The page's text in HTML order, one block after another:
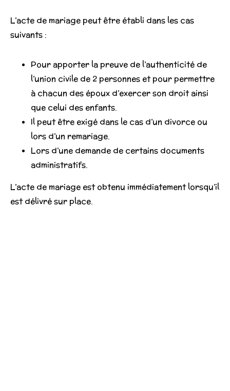
L’acte de mariage peut être établi dans les cas
suivants :
Pour apporter la preuve de l’authenticité de
l’union civile de 2 personnes et pour permettre
à chacun des époux d’exercer son droit ainsi
que celui des enfants.
Il peut être exigé dans le cas d’un divorce ou
lors d’un remariage.
Lors d’une demande de certains documents
administratifs.
L’acte de mariage est obtenu immédiatement lorsqu’il
est délivré sur place.